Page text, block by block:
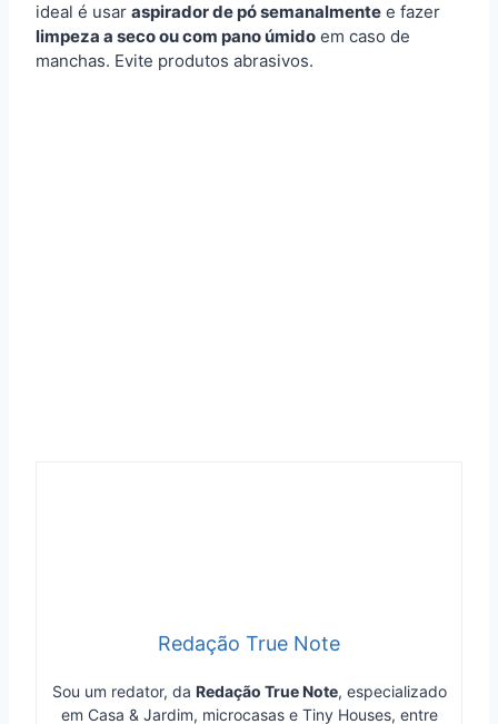
ideal é usar aspirador de pó semanalmente e fazer
limpeza a seco ou com pano úmido em caso de
manchas. Evite produtos abrasivos.
Redação True Note
Sou um redator, da Redação True Note, especializado
em Casa & Jardim, microcasas e Tiny Houses, entre